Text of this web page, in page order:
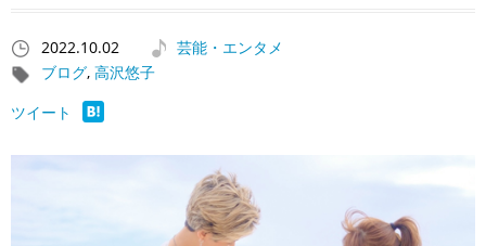
2022.10.02
芸能・エンタメ
ブログ, 高沢悠子
ツイート